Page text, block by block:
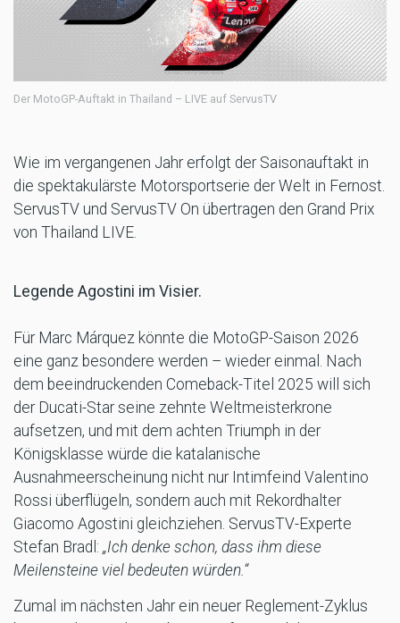
Der MotoGP-Auftakt in Thailand – LIVE auf ServusTV
Wie im vergangenen Jahr erfolgt der Saisonauftakt in
die spektakulärste Motorsportserie der Welt in Fernost.
ServusTV und ServusTV On übertragen den Grand Prix
von Thailand LIVE.
Legende Agostini im Visier.
Für Marc Márquez könnte die MotoGP-Saison 2026
eine ganz besondere werden – wieder einmal. Nach
dem beeindruckenden Comeback-Titel 2025 will sich
der Ducati-Star seine zehnte Weltmeisterkrone
aufsetzen, und mit dem achten Triumph in der
Königsklasse würde die katalanische
Ausnahmeerscheinung nicht nur Intimfeind Valentino
Rossi überflügeln, sondern auch mit Rekordhalter
Giacomo Agostini gleichziehen. ServusTV-Experte
Stefan Bradl: „Ich denke schon, dass ihm diese
Meilensteine viel bedeuten würden.“
Zumal im nächsten Jahr ein neuer Reglement-Zyklus